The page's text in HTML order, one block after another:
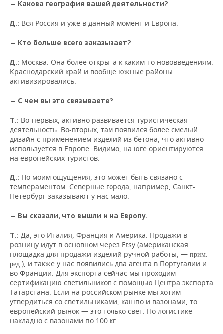
— Какова география вашей деятельности?
Д.: Вся Россия и уже в данный момент и Европа.
— Кто больше всего заказывает?
Д.: Москва. Она более открыта к каким-то нововведениям.
Краснодарский край и вообще южные районы
активизировались.
— С чем вы это связываете?
Т.: Во-первых, активно развивается туристическая
деятельность. Во-вторых, там появился более смелый
дизайн с применением изделий из бетона, что активно
используется в Европе. Видимо, на юге ориентируются
на европейских туристов.
Д.: По моим ощущения, это может быть связано с
темпераментом. Северные города, например, Санкт-
Петербург заказывают у нас мало.
— Вы сказали, что вышли и на Европу.
Т.: Да, это Италия, Франция и Америка. Продажи в
розницу идут в основном через Etsy (американская
площадка для продажи изделий ручной работы, — прим.
ред. ), и также у нас появились два агента в Португалии и
во Франции. Для экспорта сейчас мы проходим
сертификацию светильников с помощью Центра экспорта
Татарстана. Если на российском рынке мы хотим
утвердиться со светильниками, кашпо и вазонами, то
европейский рынок — это только свет. По логистике
накладно с вазонами по 100 кг.